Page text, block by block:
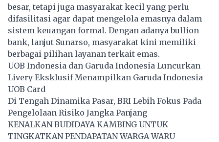
besar, tetapi juga masyarakat kecil yang perlu
difasilitasi agar dapat mengelola emasnya dalam
sistem keuangan formal. Dengan adanya bullion
bank, lanjut Sunarso, masyarakat kini memiliki
berbagai pilihan layanan terkait emas.
UOB Indonesia dan Garuda Indonesia Luncurkan
Livery Eksklusif Menampilkan Garuda Indonesia
UOB Card
Di Tengah Dinamika Pasar, BRI Lebih Fokus Pada
Pengelolaan Risiko Jangka Panjang
KENALKAN BUDIDAYA KAMBING UNTUK
TINGKATKAN PENDAPATAN WARGA WARU